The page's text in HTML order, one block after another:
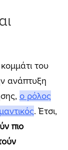
του
ανάπτυξη
ο ρόλος
. Έτσι,
πιο